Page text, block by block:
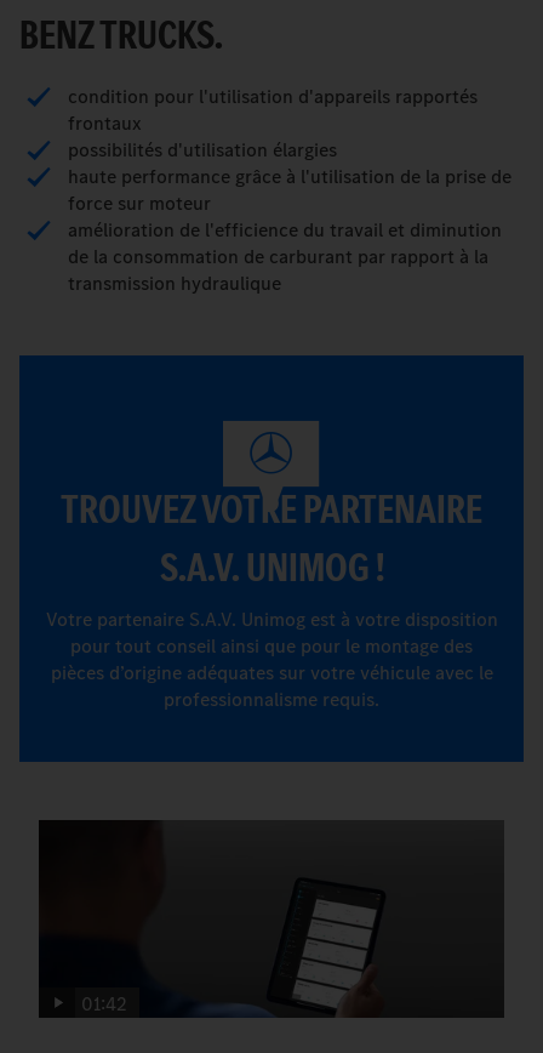
BENZ TRUCKS.
condition pour l'utilisation d'appareils rapportés
frontaux
possibilités d'utilisation élargies
haute performance grâce à l'utilisation de la prise de
force sur moteur
amélioration de l'efficience du travail et diminution
de la consommation de carburant par rapport à la
transmission hydraulique
TROUVEZ VOTRE PARTENAIRE
S.A.V. UNIMOG !
Votre partenaire S.A.V. Unimog est à votre disposition
pour tout conseil ainsi que pour le montage des
pièces d’origine adéquates sur votre véhicule avec le
professionnalisme requis.
01:42